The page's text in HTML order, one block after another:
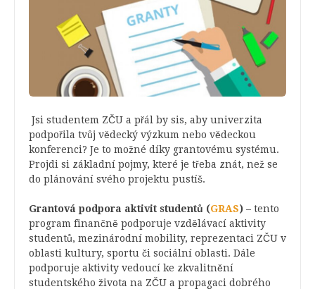
Jsi studentem ZČU a přál by sis, aby univerzita
podpořila tvůj vědecký výzkum nebo vědeckou
konferenci? Je to možné díky grantovému systému.
Projdi si základní pojmy, které je třeba znát, než se
do plánování svého projektu pustíš.
Grantová podpora aktivit studentů (GRAS) – tento
program finančně podporuje vzdělávací aktivity
studentů, mezinárodní mobility, reprezentaci ZČU v
oblasti kultury, sportu či sociální oblasti. Dále
podporuje aktivity vedoucí ke zkvalitnění
studentského života na ZČU a propagaci dobrého